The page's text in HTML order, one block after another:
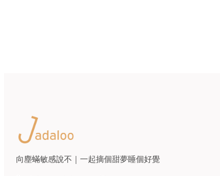
向塵蟎敏感說不｜一起摘個甜夢睡個好覺